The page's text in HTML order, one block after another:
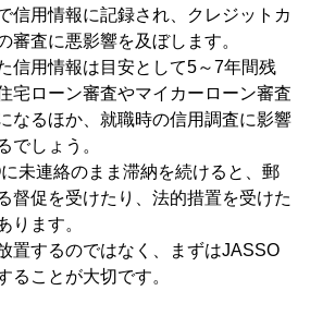
信用情報に記録され、クレジットカ
審査に悪影響を及ぼします。
信用情報は目安として5～7年間残
宅ローン審査やマイカーローン審査
なるほか、就職時の信用調査に影響
でしょう。
未連絡のまま滞納を続けると、郵
督促を受けたり、法的措置を受けた
ります。
置するのではなく、まずはJASSO
ることが大切です。